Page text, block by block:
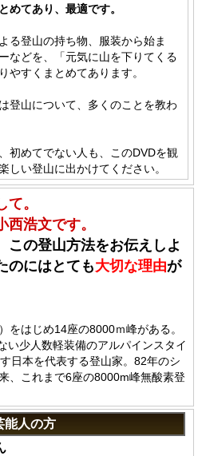
めてあり、最適です。
る登山の持ち物、服装から始ま
などを、「元気に山を下りてくる
やすくまとめてあります。
登山について、多くのことを教わ
初めてでない人も、このDVDを観
しい登山に出かけてください。
て。
西浩文です。
この登山方法をお伝えしよ
のにはとても大切な理由が
をはじめ14座の8000ｍ峰がある。
い少人数軽装備のアルパインスタイ
日本を代表する登山家。82年のシ
、これまで6座の8000m峰無酸素登
能人の方